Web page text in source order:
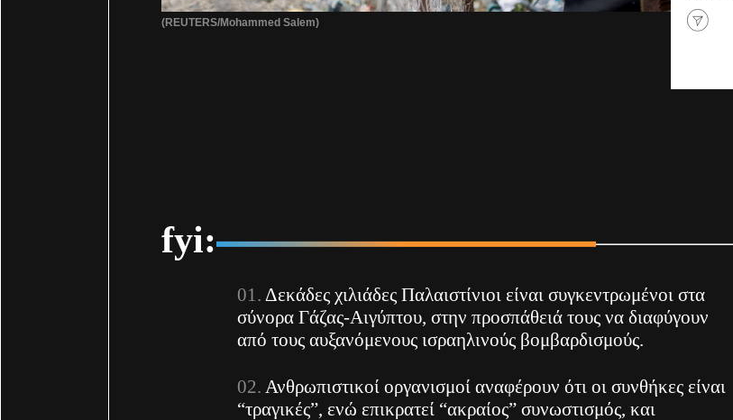
(REUTERS/Mohammed Salem)
fyi:
Δεκάδες χιλιάδες Παλαιστίνιοι είναι συγκεντρωμένοι στα
σύνορα Γάζας-Αιγύπτου, στην προσπάθειά τους να διαφύγουν
από τους αυξανόμενους ισραηλινούς βομβαρδισμούς.
Ανθρωπιστικοί οργανισμοί αναφέρουν ότι οι συνθήκες είναι
“τραγικές”, ενώ επικρατεί “ακραίος” συνωστισμός, και